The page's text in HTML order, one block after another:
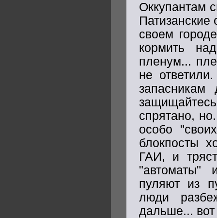
Оккупантам
своем
кормить
пленум...
не
спрятано,
особо
блокпосты
ГАИ, и
"автоматы"
пуляют из
люди
дальше... вот